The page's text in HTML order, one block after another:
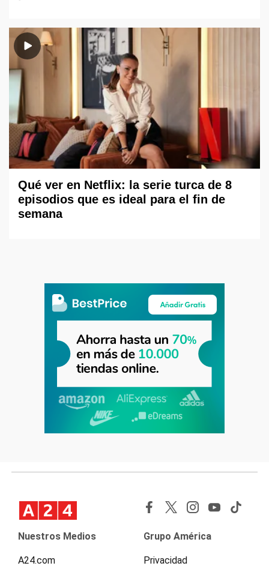
Qué ver en Netflix: la serie turca de 8
episodios que es ideal para el fin de
semana
Nuestros Medios
A24.com
Grupo América
Privacidad